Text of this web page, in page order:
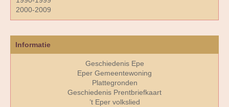
2000-2009
Informatie
Geschiedenis Epe
Eper Gemeentewoning
Plattegronden
Geschiedenis Prentbriefkaart
’t Eper volkslied